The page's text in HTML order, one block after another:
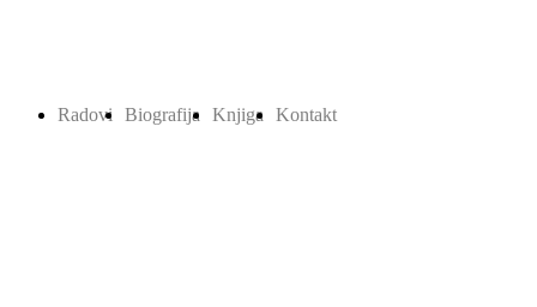
Radovi Biografija Knjiga Kontakt